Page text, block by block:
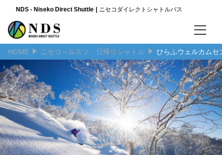
NDS - Niseko Direct Shuttle ニセコダイレクトシャトルバス
言語
日本語
English
简体中文
HOME ニセコ⇔ルスツ 日帰りシャトル ひらふウェルカム